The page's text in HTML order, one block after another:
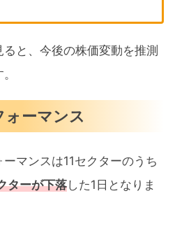
と、今後の株価変動を推測
ーマンス
マンスは11セクターのうち
ターが下落した1日となりま